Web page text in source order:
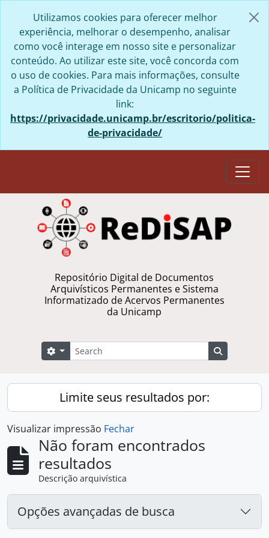
Utilizamos cookies para oferecer melhor
experiência, melhorar o desempenho, analisar
como você interage em nosso site e personalizar
conteúdo. Ao utilizar este site, você concorda com
o uso de cookies. Para mais informações, consulte
a Política de Privacidade da Unicamp no seguinte
link:
https://privacidade.unicamp.br/escritorio/politica-
de-privacidade/
Repositório Digital de Documentos
Arquivísticos Permanentes e Sistema
Informatizado de Acervos Permanentes
da Unicamp
Buscar
Opções de busca
Limite seus resultados por:
Visualizar impressão Fechar
Não foram encontrados
resultados
Descrição arquivística
Opções avançadas de busca